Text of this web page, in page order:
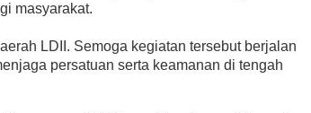
masyarakat.
LDII. Semoga kegiatan tersebut berjalan
persatuan serta keamanan di tengah